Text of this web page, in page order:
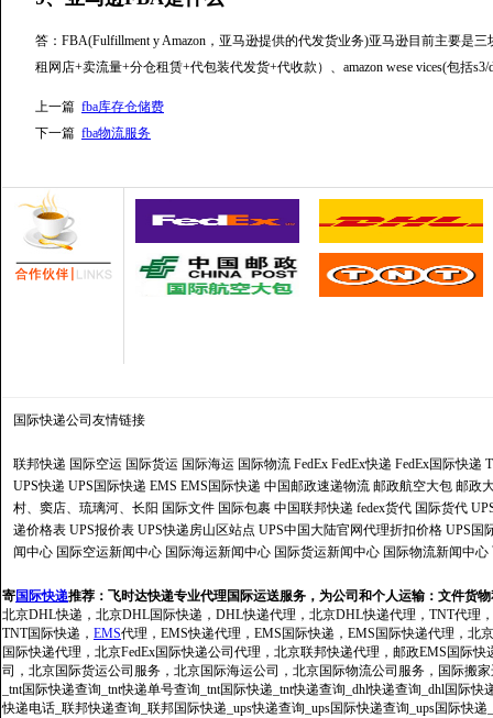
答：FBA(Fulfillment y Amazon，亚马逊提供的代发货业务)亚马逊目前主要是
租网店+卖流量+分仓租赁+代包装代发货+代收款）、amazon wese vices(包括s3/
上一篇 fba库存仓储费
下一篇 fba物流服务
国际快递公司 友情链接
联邦快递 国际空运 国际货运 国际海运 国际物流 FedEx FedEx快递 FedEx国际快递
UPS快递 UPS国际快递 EMS EMS国际快递 中国邮政速递物流 邮政航空大包 邮政
村、窦店、琉璃河、长阳 国际文件 国际包裹 中国联邦快递 fedex货代 国际货代
递价格表 UPS报价表 UPS快递房山区站点 UPS中国大陆官网代理折扣价格 UPS国
闻中心 国际空运新闻中心 国际海运新闻中心 国际货运新闻中心 国际物流新闻中心
寄国际快递推荐： 飞时达快递专业代理国际运送服务，为公司和个人运输：文件货
北京DHL快递，北京DHL国际快递，DHL快递代理，北京DHL快递代理，TNT代理
TNT国际快递， EMS代理，EMS快递代理，EMS国际快递，EMS国际快递代理，北
国际快递代理，北京FedEx国际快递公司代理，北京联邦快递代理，邮政EMS国际
司，北京国际货运公司服务，北京国际海运公司，北京国际物流公司服务，国际搬
_tnt国际快递查询_tnt快递单号查询_tnt国际快递_tnt快递查询_dhl快递查询_dhl国际
快递电话_联邦快递查询_联邦国际快递_ups快递查询_ups国际快递查询_ups国际快